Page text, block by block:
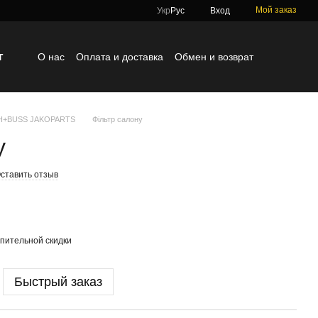
Укр Рус Вход Мой заказ
О нас Оплата и доставка
Обмен и возврат
JAKOPARTS Фільтр салону
отзыв
скидки
Быстрый заказ